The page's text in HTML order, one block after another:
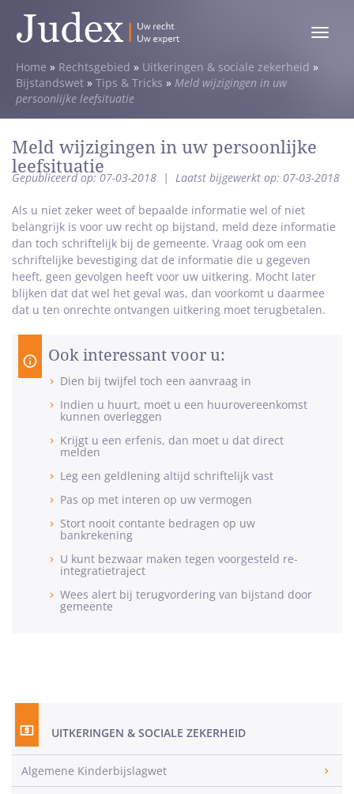
Toggle
Home » Rechtsgebied » Uitkeringen & sociale zekerheid »
Bijstandswet » Tips & Tricks » Meld wijzigingen in uw
persoonlijke leefsituatie
Meld wijzigingen in uw persoonlijke
leefsituatie
Gepubliceerd op: 07-03-2018 | Laatst bijgewerkt op: 07-03-2018
Als u niet zeker weet of bepaalde informatie wel of niet
belangrijk is voor uw recht op bijstand, meld deze informatie
dan toch schriftelijk bij de gemeente. Vraag ook om een
schriftelijke bevestiging dat de informatie die u gegeven
heeft, geen gevolgen heeft voor uw uitkering. Mocht later
blijken dat dat wel het geval was, dan voorkomt u daarmee
dat u ten onrechte ontvangen uitkering moet terugbetalen.
Ook interessant voor u:
Dien bij twijfel toch een aanvraag in
Indien u huurt, moet u een huurovereenkomst
kunnen overleggen
Krijgt u een erfenis, dan moet u dat direct
melden
Leg een geldlening altijd schriftelijk vast
Pas op met interen op uw vermogen
Stort nooit contante bedragen op uw
bankrekening
U kunt bezwaar maken tegen voorgesteld re-
integratietraject
Wees alert bij terugvordering van bijstand door
gemeente
UITKERINGEN & SOCIALE ZEKERHEID
Algemene Kinderbijslagwet